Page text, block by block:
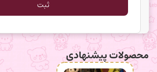
محصولات پیشنهادی